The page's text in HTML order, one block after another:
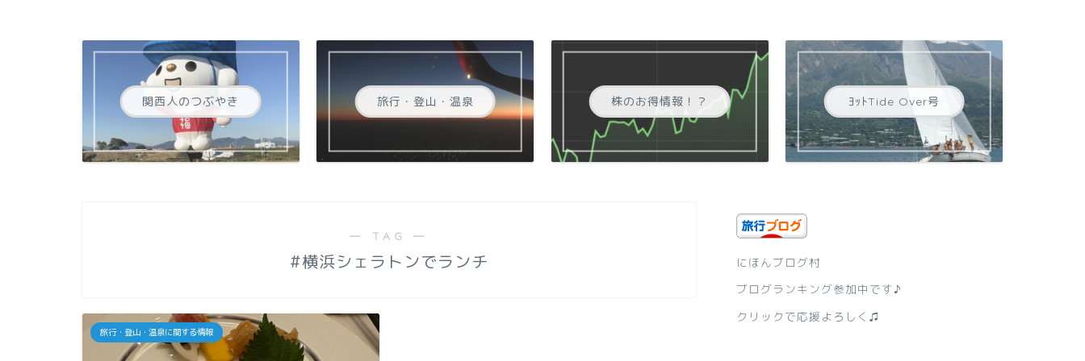
関西人のつぶやき 旅行・登山・温泉 株のお得情報！？ ﾖｯﾄTide Over号
― TAG ―
#横浜シェラトンでランチ
旅行・登山・温泉に関する情報
にほんブログ村
ブログランキング参加中です♪
クリックで応援よろしく♫